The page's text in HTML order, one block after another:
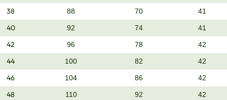
38 88 70 41
40 92 74 41
42 96 78 42
44 100 82 42
46 104 86 42
48 110 92 42